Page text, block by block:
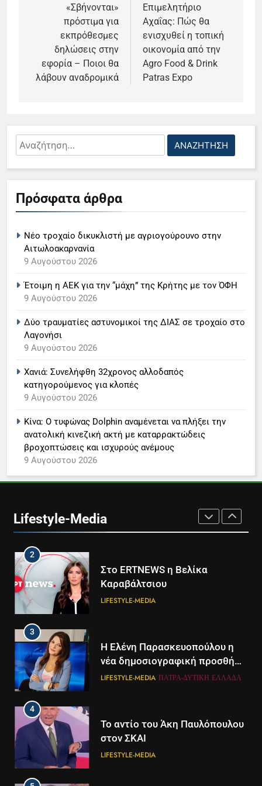
άρθρων«Σβήνονται»
πρόστιμα για
εκπρόθεσμες
δηλώσεις στην
εφορία – Ποιοι θα
λάβουν αναδρομικά
Επιμελητήριο
Αχαΐας: Πώς θα
ενισχυθεί η τοπική
οικονομία από την
Αgro Food & Drink
Patras Expo
Αναζήτηση
για:
Πρόσφατα άρθρα
Νέο τροχαίο δικυκλιστή με αγριογούρουνο στην
Αιτωλοακαρνανία
9 Αυγούστου 2026
Έτοιμη η ΑΕΚ για την “μάχη” της Κρήτης με τον ΌΦΗ
9 Αυγούστου 2026
Δύο τραυματίες αστυνομικοί της ΔΙΑΣ σε τροχαίο στο
Λαγονήσι
9 Αυγούστου 2026
Χανιά: Συνελήφθη 32χρονος αλλοδαπός
κατηγορούμενος για κλοπές
9 Αυγούστου 2026
Κίνα: Ο τυφώνας Dolphin αναμένεται να πλήξει την
ανατολική κινεζική ακτή με καταρρακτώδεις
βροχοπτώσεις και ισχυρούς ανέμους
9 Αυγούστου 2026
Lifestyle-Media
5
«τιμόνι» του κεντρικού δελτίου
ειδήσεων της ΕΡΤ
LIFESTYLE-MEDIA
6
LIFESTYLE-MEDIA
7
LIFESTYLE-MEDIA
8
Καθημερινή και The New York
Times μαζί σε μια νέα
συνδρομητική πρόταση
LIFESTYLE-MEDIA
1
LIFESTYLE-MEDIA
2
Στο ERTNEWS η Βελίκα
Καραβάλτσιου
LIFESTYLE-MEDIA
3
Η Ελένη Παρασκευοπούλου η
νέα δημοσιογραφική προσθήκη
του ΣΚΑΪ στην Πάτρα
LIFESTYLE-MEDIA ΠΆΤΡΑ-ΔΥΤΙΚΉ ΕΛΛΆΔΑ
4
Το αντίο του Άκη Παυλόπουλου
στον ΣΚΑΙ
LIFESTYLE-MEDIA